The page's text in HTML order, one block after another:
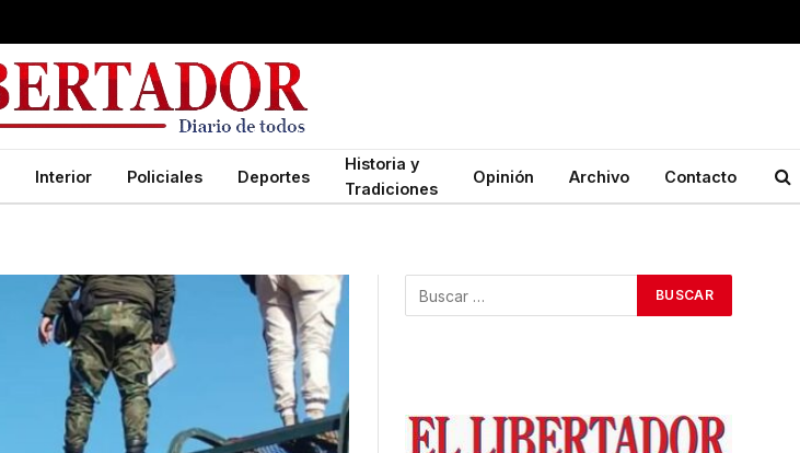
Interior Policiales Deportes
Historia y
Tradiciones
Opinión Archivo Contacto